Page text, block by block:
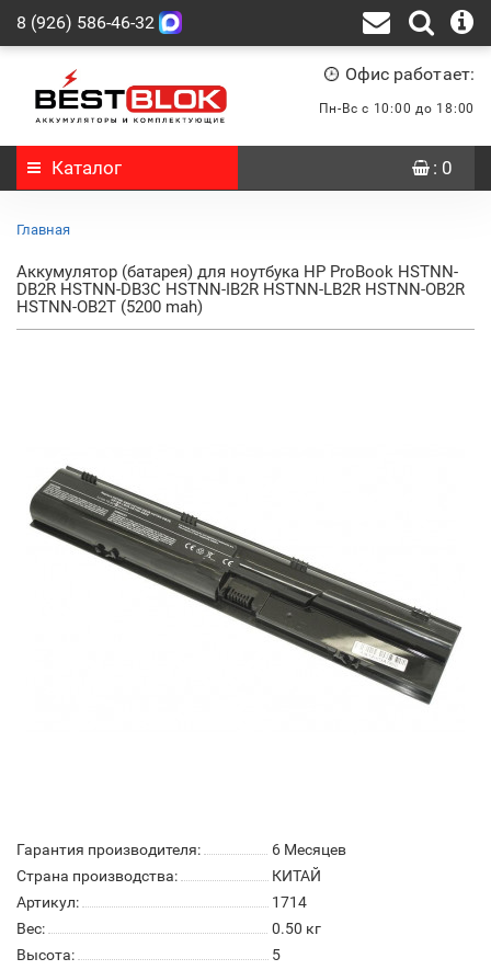
8 (926) 586-46-32
Офис работает:
Пн-Вс с 10:00 до 18:00
Каталог : 0
Главная
Аккумулятор (батарея) для ноутбука HP ProBook HSTNN-
DB2R HSTNN-DB3C HSTNN-IB2R HSTNN-LB2R HSTNN-OB2R
HSTNN-OB2T (5200 mah)
Гарантия производителя:
6 Месяцев
Страна производства:
КИТАЙ
Артикул:
1714
Вес:
0.50 кг
Высота:
5